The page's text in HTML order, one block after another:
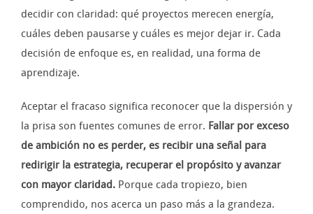
decidir con claridad: qué proyectos merecen energía,
cuáles deben pausarse y cuáles es mejor dejar ir. Cada
decisión de enfoque es, en realidad, una forma de
aprendizaje.
Aceptar el fracaso significa reconocer que la dispersión y
la prisa son fuentes comunes de error. Fallar por exceso
de ambición no es perder, es recibir una señal para
redirigir la estrategia, recuperar el propósito y avanzar
con mayor claridad. Porque cada tropiezo, bien
comprendido, nos acerca un paso más a la grandeza.